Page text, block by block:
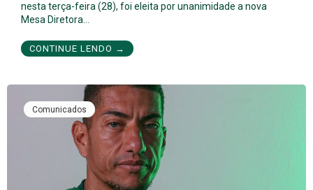
nesta terça-feira (28), foi eleita por unanimidade a nova
Mesa Diretora…
CONTINUE LENDO →
Comunicados